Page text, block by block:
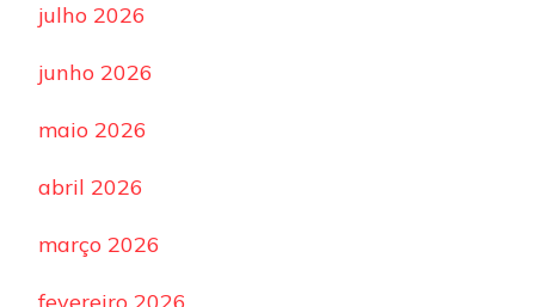
julho 2026
junho 2026
maio 2026
abril 2026
março 2026